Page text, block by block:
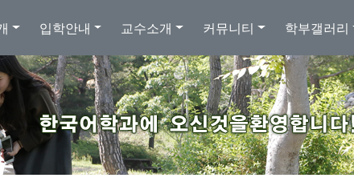
입학안내 교수소개 커뮤니티 학부갤러리